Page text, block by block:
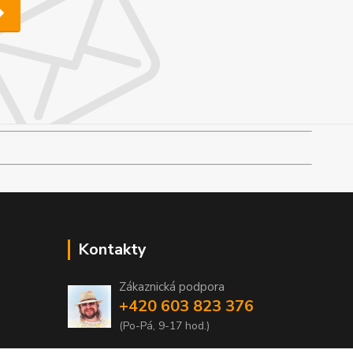
Kontakty
Zákaznická podpora
+420 603 823 376
(Po-Pá, 9-17 hod.)